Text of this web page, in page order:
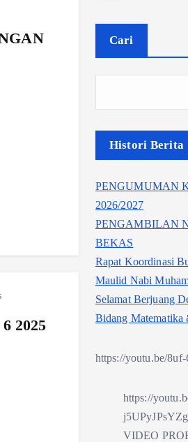
2025
Cari
Histori Berita
PENGUMUMAN
2026/2027
PENGAMBILAN
BEKAS
Rapat Koordinasi
Maulid Nabi
Selamat Berjuang
Bidang Matematika
https://youtu.be/
https://
VIDEO